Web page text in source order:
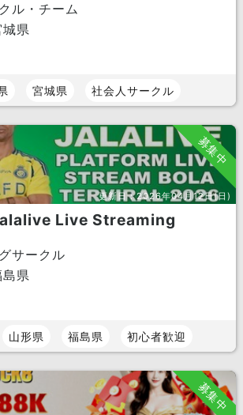
ル・チーム
県
宮城県 社会人サークル
募集中
更新日：2026年04月12日(日)
Live Streaming
サークル
県
山形県 福島県 初心者歓迎
募集中